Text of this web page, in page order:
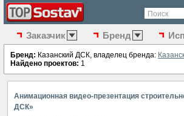
Поиск
Заказчик Бренд
Бренд: Казанский ДСК, владелец бренда:
Найдено проектов: 1
Анимационная видео-презентация
ДСК»